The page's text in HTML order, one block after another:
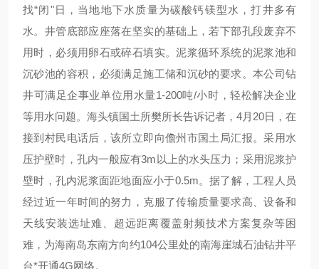
找“闭"日，当地地下水质量为碳酸钙镁型水，打井多有
水。井管底部应座落在坚实的基础上，若下部孔段废弃不
用时，必须用卵石或碎石填实。泥浆循环系统的泥浆池和
沉砂池的容积，必须满足施工储和沉砂的要求。本公司钻
井可满足企事业单位用水量1-200吨/小时，轻松解决企业
等用水问题。海头镇国土所樊所长告诉记者，4月20日，在
接到村民电话后，该所立即向儋州市国土局汇报。采用水
压护壁时，孔内一般应有3m以上的水头压力；采用泥浆护
壁时，孔内泥浆面距地面应小于0.5m。据了解，工程人员
经过近一年时间的努力，克服了传输质量要求高、设备和
天线安装选址难、超远距离覆盖射频技术方案复杂等困
难，为海南岛东南方向约104公里处的南海崖城石油钻井平
台*开通4G网络。